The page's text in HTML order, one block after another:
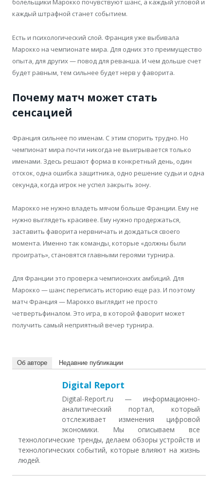
болельщики Марокко почувствуют шанс, а каждый угловой и
каждый штрафной станет событием.
Есть и психологический слой. Франция уже выбивала
Марокко на чемпионате мира. Для одних это преимущество
опыта, для других — повод для реванша. И чем дольше счет
будет равным, тем сильнее будет нерв у фаворита.
Почему матч может стать
сенсацией
Франция сильнее по именам. С этим спорить трудно. Но
чемпионат мира почти никогда не выигрывается только
именами. Здесь решают форма в конкретный день, один
отскок, одна ошибка защитника, одно решение судьи и одна
секунда, когда игрок не успел закрыть зону.
Марокко не нужно владеть мячом больше Франции. Ему не
нужно выглядеть красивее. Ему нужно продержаться,
заставить фаворита нервничать и дождаться своего
момента. Именно так команды, которые «должны были
проиграть», становятся главными героями турнира.
Для Франции это проверка чемпионских амбиций. Для
Марокко — шанс переписать историю еще раз. И поэтому
матч Франция — Марокко выглядит не просто
четвертьфиналом. Это игра, в которой фаворит может
получить самый неприятный вечер турнира.
Об авторе Недавние публикации
Digital Report
Digital-Report.ru — информационно-
аналитический портал, который
отслеживает изменения цифровой
экономики. Мы описываем все
технологические тренды, делаем обзоры устройств и
технологических событий, которые влияют на жизнь
людей.